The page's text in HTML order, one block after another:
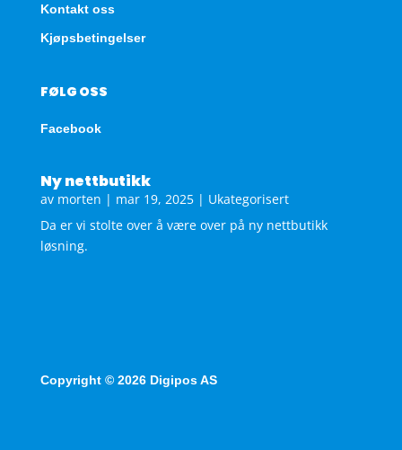
Kontakt oss
Kjøpsbetingelser
FØLG OSS
Facebook
Ny nettbutikk
av morten | mar 19, 2025| Ukategorisert
Da er vi stolte over å være over på ny nettbutikk
løsning.
Copyright © 2026 Digipos AS